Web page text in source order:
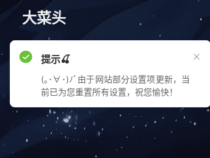
大菜头
提示🍒
(｡･∀･)ﾉﾞ由于网站部分设置项更新，当
前已为您重置所有设置，祝您愉快！